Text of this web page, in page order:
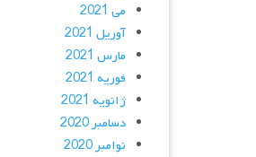
می 2021
آوریل 2021
مارس 2021
فوریه 2021
ژانویه 2021
دسامبر 2020
نوامبر 2020